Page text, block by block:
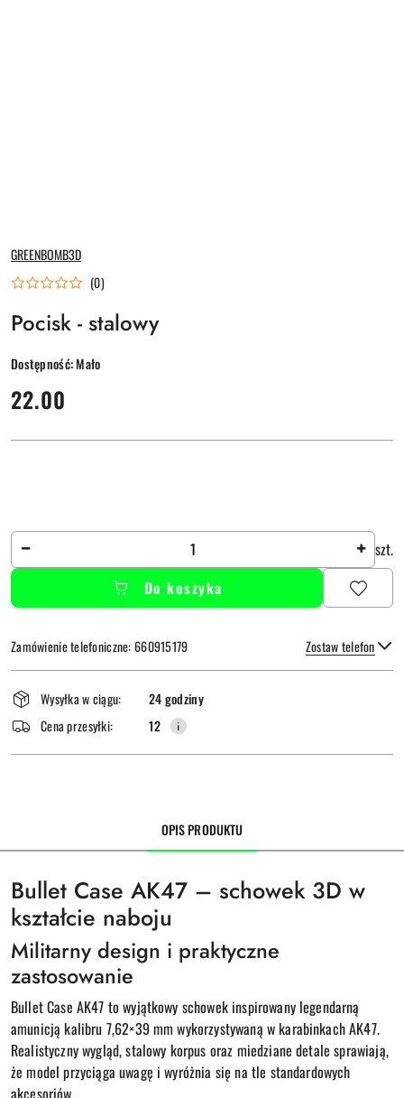
NAZWA
PRODUCENTA:
GREENBOMB3D
(0)
Pocisk - stalowy
Dostępność:Mało
cena:
22.00
Ilość
szt.
Do koszyka
Zamówienie telefoniczne: 660915179 Zostaw telefon
Wyślij
Dostępność
i
dostawa
Wysyłka w ciągu:
24 godziny
Cena przesyłki:
12
OPIS PRODUKTU
Bullet Case AK47 – schowek 3D w
kształcie naboju
Militarny design i praktyczne
zastosowanie
Bullet Case AK47 to wyjątkowy schowek inspirowany legendarną
amunicją kalibru 7,62×39 mm wykorzystywaną w karabinkach AK47.
Realistyczny wygląd, stalowy korpus oraz miedziane detale sprawiają,
że model przyciąga uwagę i wyróżnia się na tle standardowych
akcesoriów.